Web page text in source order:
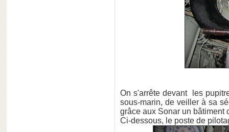
On s'arrête devant les
sous-marin, de veiller à sa
grâce aux Sonar un bâtiment
Ci-dessous, le poste de